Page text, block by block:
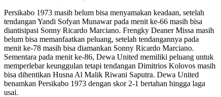
Persikabo 1973 masih belum bisa menyamakan keadaan, setelah
tendangan Yandi Sofyan Munawar pada menit ke-66 masih bisa
diantisipasi Sonny Ricardo Marciano. Frengky Deaner Missa masih
belum bisa memanfaatkan peluang, setelah tendangannya pada
menit ke-78 masih bisa diamankan Sonny Ricardo Marciano.
Sementara pada menit ke-86, Dewa United memiliki peluang untuk
memperlebar keunggulan tetapi tendangan Dimitrios Kolovos masih
bisa dihentikan Husna Al Malik Riwani Saputra. Dewa United
benamkan Persikabo 1973 dengan skor 2-1 bertahan hingga laga
usai.